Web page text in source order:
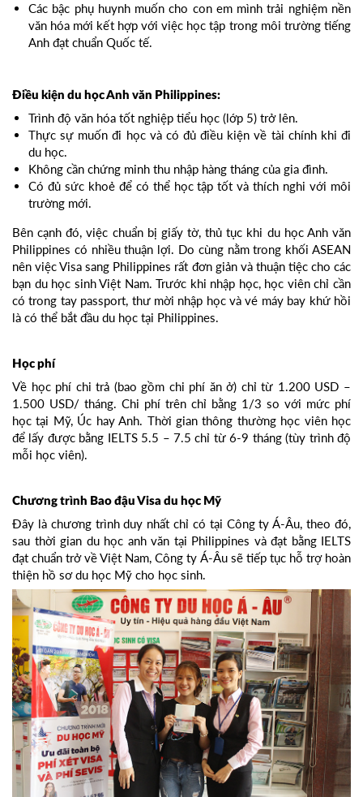
Các bậc phụ huynh muốn cho con em mình trải nghiệm nền
văn hóa mới kết hợp với việc học tập trong môi trường tiếng
Anh đạt chuẩn Quốc tế.
Điều kiện du học Anh văn Philippines:
Trình độ văn hóa tốt nghiệp tiểu học (lớp 5) trở lên.
Thực sự muốn đi học và có đủ điều kiện về tài chính khi đi
du học.
Không cần chứng minh thu nhập hàng tháng của gia đình.
Có đủ sức khoẻ để có thể học tập tốt và thích nghi với môi
trường mới.
Bên cạnh đó, việc chuẩn bị giấy tờ, thủ tục khi du học Anh văn
Philippines có nhiều thuận lợi. Do cùng nằm trong khối ASEAN
nên việc Visa sang Philippines rất đơn giản và thuận tiệc cho các
bạn du học sinh Việt Nam. Trước khi nhập học, học viên chỉ cần
có trong tay passport, thư mời nhập học và vé máy bay khứ hồi
là có thể bắt đầu du học tại Philippines.
Học phí
Về học phí chi trả (bao gồm chi phí ăn ở) chỉ từ 1.200 USD –
1.500 USD/ tháng. Chi phí trên chỉ bằng 1/3 so với mức phí
học tại Mỹ, Úc hay Anh. Thời gian thông thường học viên học
để lấy được bằng IELTS 5.5 – 7.5 chỉ từ 6-9 tháng (tùy trình độ
mỗi học viên).
Chương trình Bao đậu Visa du học Mỹ
Đây là chương trình duy nhất chỉ có tại Công ty Á-Âu, theo đó,
sau thời gian du học anh văn tại Philippines và đạt bằng IELTS
đạt chuẩn trở về Việt Nam, Công ty Á-Âu sẽ tiếp tục hỗ trợ hoàn
thiện hồ sơ du học Mỹ cho học sinh.